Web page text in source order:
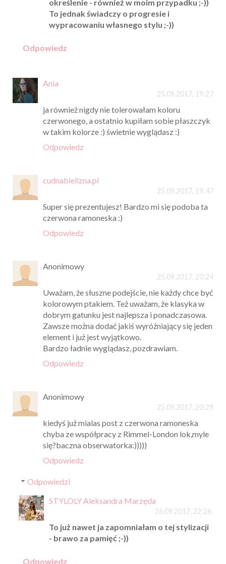
określenie - również w moim przypadku ;-))
To jednak świadczy o progresie i
wypracowaniu własnego stylu ;-))
Odpowiedz
Ania
25.09.2017, 19:27
ja również nigdy nie tolerowałam koloru
czerwonego, a ostatnio kupiłam sobie płaszczyk
w takim kolorze :) świetnie wyglądasz :)
Odpowiedz
cudnabielizna.pl
25.09.2017, 19:47
Super się prezentujesz! Bardzo mi się podoba ta
czerwona ramoneska :)
Odpowiedz
Anonimowy
25.09.2017, 20:24
Uważam, że słuszne podejście, nie każdy chce być
kolorowym ptakiem. Też uważam, że klasyka w
dobrym gatunku jest najlepsza i ponadczasowa.
Zawsze można dodać jakiś wyróżniający się jeden
element i już jest wyjątkowo.
Bardzo ładnie wyglądasz, pozdrawiam.
Odpowiedz
Anonimowy
25.09.2017, 20:29
kiedyś już mialas post z czerwona ramoneska
chyba ze współpracy z Rimmel-London lok,myle
się?baczna obserwatorka:)))))
Odpowiedz
Odpowiedzi
STYLOLY Aleksandra Marzęda
26.09.2017, 22:26
To już nawet ja zapomniałam o tej stylizacji
- brawo za pamięć ;-))
Odpowiedz